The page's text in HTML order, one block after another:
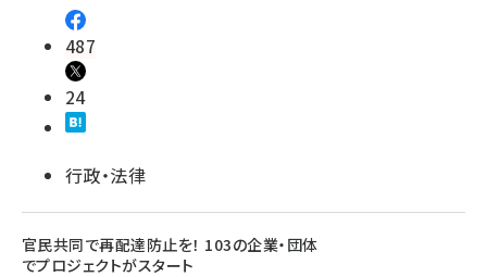
487
24
行政・法律
官民共同で再配達防止を！ 103の企業・団体
でプロジェクトがスタート